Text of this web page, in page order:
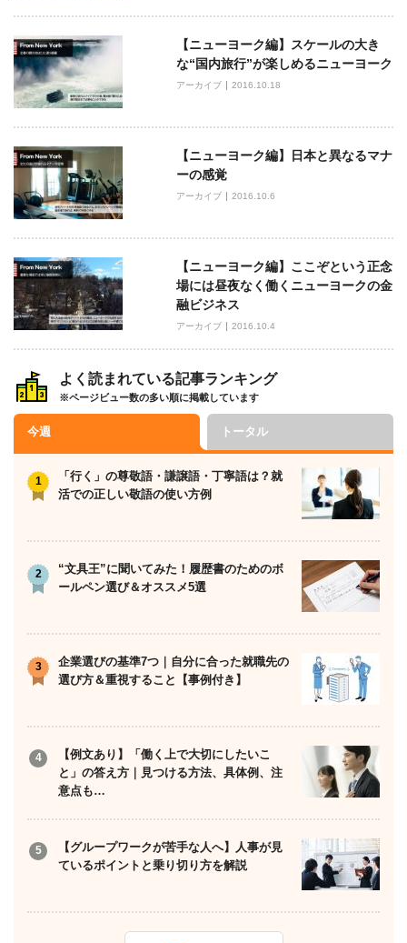
ョ
ン
【ニューヨーク編】スケールの大き
な“国内旅行”が楽しめるニューヨーク
アーカイブ 2016.10.18
【ニューヨーク編】日本と異なるマナ
ーの感覚
アーカイブ 2016.10.6
【ニューヨーク編】ここぞという正念
場には昼夜なく働くニューヨークの金
融ビジネス
アーカイブ 2016.10.4
よく読まれている記事ランキング
※ページビュー数の多い順に掲載しています
今週 トータル
「行く」の尊敬語・謙譲語・丁寧語は？就
活での正しい敬語の使い方例
“文具王”に聞いてみた！履歴書のためのボ
ールペン選び＆オススメ5選
企業選びの基準7つ｜自分に合った就職先の
選び方＆重視すること【事例付き】
【例文あり】「働く上で大切にしたいこ
と」の答え方｜見つける方法、具体例、注
意点も…
【グループワークが苦手な人へ】人事が見
ているポイントと乗り切り方を解説